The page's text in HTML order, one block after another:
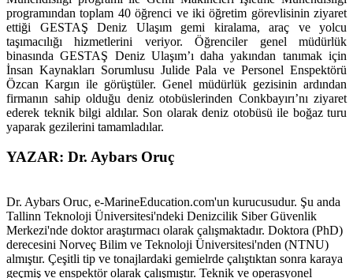
programından toplam 40 öğrenci ve iki öğretim görevlisinin ziyaret
ettiği GESTAŞ Deniz Ulaşım gemi kiralama, araç ve yolcu
taşımacılığı hizmetlerini veriyor. Öğrenciler genel müdürlük
binasında GESTAŞ Deniz Ulaşım’ı daha yakından tanımak için
İnsan Kaynakları Sorumlusu Julide Pala ve Personel Enspektörü
Özcan Kargın ile görüştüler. Genel müdürlük gezisinin ardından
firmanın sahip olduğu deniz otobüslerinden Conkbayırı’nı ziyaret
ederek teknik bilgi aldılar. Son olarak deniz otobüsü ile boğaz turu
yaparak gezilerini tamamladılar.
YAZAR: Dr. Aybars Oruç
Dr. Aybars Oruc, e-MarineEducation.com'un kurucusudur. Şu anda
Tallinn Teknoloji Üniversitesi'ndeki Denizcilik Siber Güvenlik
Merkezi'nde doktor araştırmacı olarak çalışmaktadır. Doktora (PhD)
derecesini Norveç Bilim ve Teknoloji Üniversitesi'nden (NTNU)
almıştır. Çeşitli tip ve tonajlardaki gemielrde çalıştıktan sonra karaya
geçmiş ve enspektör olarak çalışmıştır. Teknik ve operasyonel